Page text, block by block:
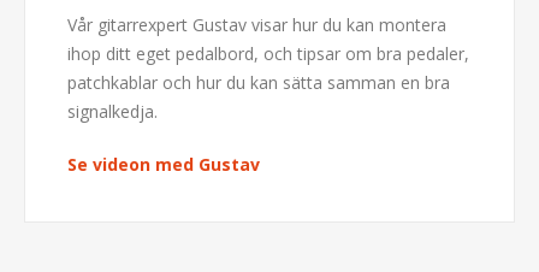
Vår gitarrexpert Gustav visar hur du kan montera
ihop ditt eget pedalbord, och tipsar om bra pedaler,
patchkablar och hur du kan sätta samman en bra
signalkedja.
Se videon med Gustav